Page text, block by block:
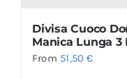
Divisa Cuoco
Manica Lunga 3
From 51,50€